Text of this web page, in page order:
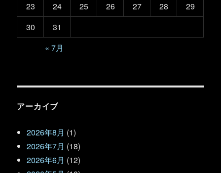
23
24 25 26 27 28
29
30
31
« 7月
アーカイブ
2026年8月 (1)
2026年7月 (18)
2026年6月 (12)